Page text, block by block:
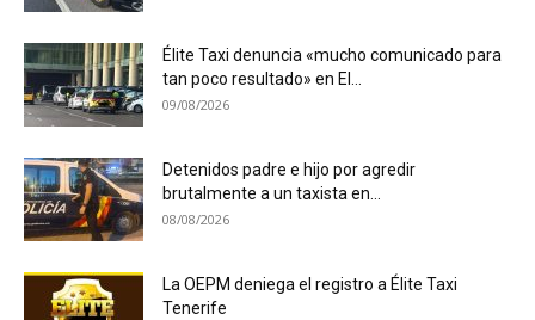
Élite Taxi denuncia «mucho comunicado para
tan poco resultado» en El...
09/08/2026
Detenidos padre e hijo por agredir
brutalmente a un taxista en...
08/08/2026
La OEPM deniega el registro a Élite Taxi
Tenerife